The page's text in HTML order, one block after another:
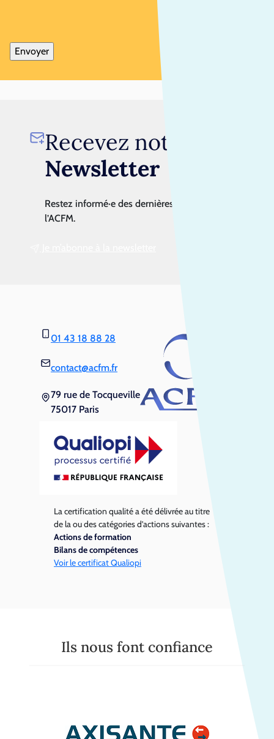
Recevez notre
Newsletter
Restez informé·e des dernières actualités de
l’ACFM.
01 43 18 88 28
contact@acfm.fr
79 rue de Tocqueville
75017 Paris
La certification qualité a été délivrée au titre
de la ou des catégories d’actions suivantes :
Actions de formation
Bilans de compétences
Voir le certificat Qualiopi
Ils nous font confiance